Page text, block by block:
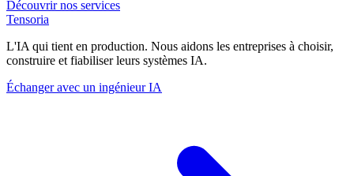
Découvrir nos services
Tensoria
L'IA qui tient en production. Nous aidons les entreprises à choisir,
construire et fiabiliser leurs systèmes IA.
Échanger avec un ingénieur IA